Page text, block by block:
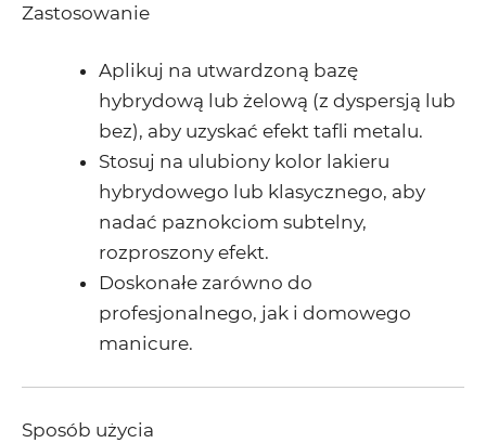
Zastosowanie
Aplikuj na utwardzoną bazę
hybrydową lub żelową (z dyspersją lub
bez), aby uzyskać efekt tafli metalu.
Stosuj na ulubiony kolor lakieru
hybrydowego lub klasycznego, aby
nadać paznokciom subtelny,
rozproszony efekt.
Doskonałe zarówno do
profesjonalnego, jak i domowego
manicure.
Sposób użycia